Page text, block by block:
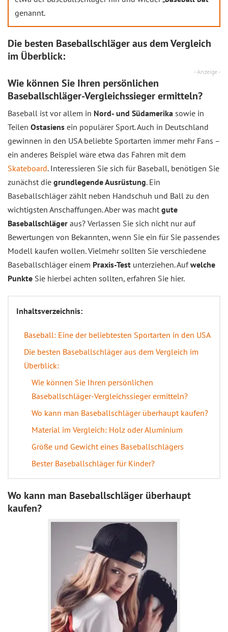
genannt.
Die besten Baseballschläger aus demVergleich
im Überblick:
- Anzeige -
Wie können Sie Ihren persönlichen
Baseballschläger-Vergleichssieger ermitteln?
Baseball ist vor allem in Nord- und Südamerika sowie in
Teilen Ostasiens ein populärer Sport. Auch in Deutschland
gewinnen in den USA beliebte Sportarten immer mehr Fans –
ein anderes Beispiel wäre etwa das Fahren mit dem
Skateboard. Interessieren Sie sich für Baseball, benötigen Sie
zunächst die grundlegende Ausrüstung. Ein
Baseballschläger zählt neben Handschuh und Ball zu den
wichtigsten Anschaffungen. Aber was macht gute
Baseballschläger aus? Verlassen Sie sich nicht nur auf
Bewertungen von Bekannten, wenn Sie ein für Sie passendes
Modell kaufen wollen. Vielmehr sollten Sie verschiedene
Baseballschläger einem Praxis-Test unterziehen. Aufwelche
Punkte Sie hierbei achten sollten, erfahren Sie hier.
Inhaltsverzeichnis:
Baseball: Eine der beliebtesten Sportarten in den USA
Die besten Baseballschläger aus dem Vergleich im
Überblick:
Wie können Sie Ihren persönlichen
Baseballschläger-Vergleichssieger ermitteln?
Wo kann man Baseballschläger überhaupt kaufen?
Material im Vergleich: Holz oder Aluminium
Größe und Gewicht eines Baseballschlägers
Bester Baseballschläger für Kinder?
Wo kann man Baseballschläger überhaupt
kaufen?